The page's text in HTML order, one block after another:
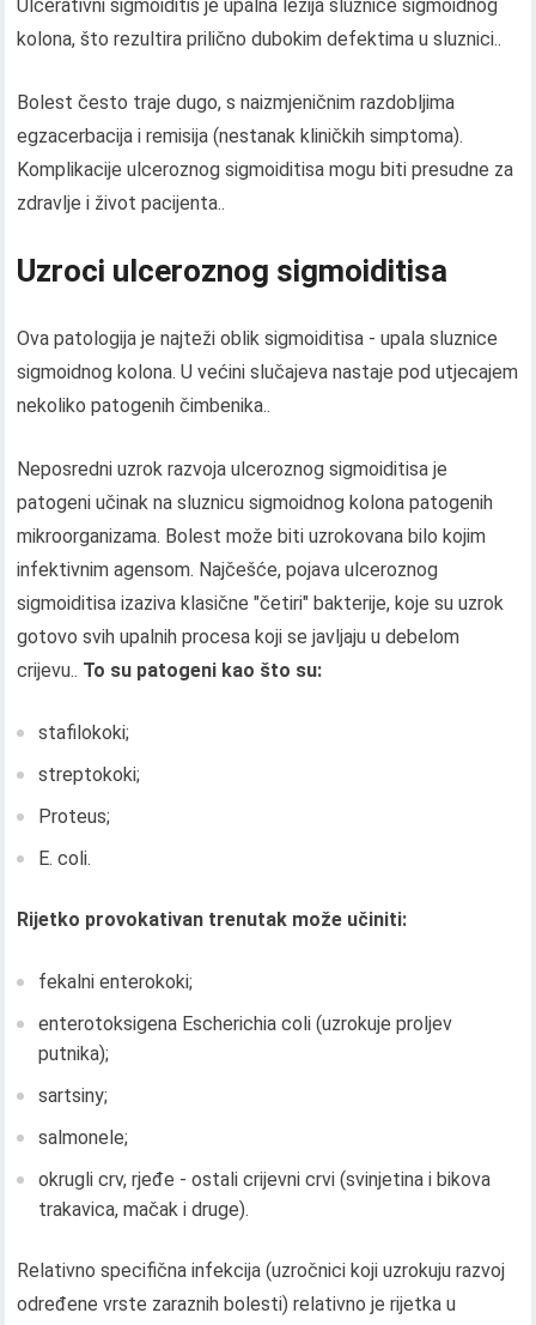
Ulcerativni sigmoiditis je upalna lezija sluznice sigmoidnog
kolona, ​​što rezultira prilično dubokim defektima u sluznici..
Bolest često traje dugo, s naizmjeničnim razdobljima
egzacerbacija i remisija (nestanak kliničkih simptoma).
Komplikacije ulceroznog sigmoiditisa mogu biti presudne za
zdravlje i život pacijenta..
Uzroci ulceroznog sigmoiditisa
Ova patologija je najteži oblik sigmoiditisa - upala sluznice
sigmoidnog kolona. U većini slučajeva nastaje pod utjecajem
nekoliko patogenih čimbenika..
Neposredni uzrok razvoja ulceroznog sigmoiditisa je
patogeni učinak na sluznicu sigmoidnog kolona patogenih
mikroorganizama. Bolest može biti uzrokovana bilo kojim
infektivnim agensom. Najčešće, pojava ulceroznog
sigmoiditisa izaziva klasične "četiri" bakterije, koje su uzrok
gotovo svih upalnih procesa koji se javljaju u debelom
crijevu.. To su patogeni kao što su:
stafilokoki;
streptokoki;
Proteus;
E. coli.
Rijetko provokativan trenutak može učiniti:
fekalni enterokoki;
enterotoksigena Escherichia coli (uzrokuje proljev
putnika);
sartsiny;
salmonele;
okrugli crv, rjeđe - ostali crijevni crvi (svinjetina i bikova
trakavica, mačak i druge).
Relativno specifična infekcija (uzročnici koji uzrokuju razvoj
određene vrste zaraznih bolesti) relativno je rijetka u